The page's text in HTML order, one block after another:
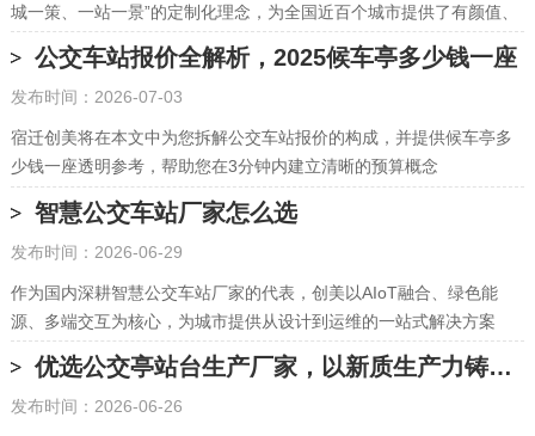
城一策、一站一景”的定制化理念，为全国近百个城市提供了有颜值、
有温度、有智慧的候车亭解决方案
公交车站报价全解析，2025候车亭多少钱一座
发布时间：2026-07-03
宿迁创美将在本文中为您拆解公交车站报价的构成，并提供候车亭多
少钱一座透明参考，帮助您在3分钟内建立清晰的预算概念
智慧公交车站厂家怎么选
发布时间：2026-06-29
作为国内深耕智慧公交车站厂家的代表，创美以AIoT融合、绿色能
源、多端交互为核心，为城市提供从设计到运维的一站式解决方案
优选公交亭站台生产厂家，以新质生产力铸就城市风景线
发布时间：2026-06-26